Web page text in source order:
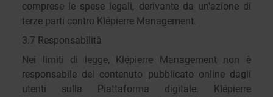
comprese le spese legali, derivante da un'azione di
terze parti contro Klépierre Management.
3.7 Responsabilità
Nei limiti di legge, Klépierre Management non è
responsabile del contenuto pubblicato online dagli
utenti sulla Piattaforma digitale. Klépierre